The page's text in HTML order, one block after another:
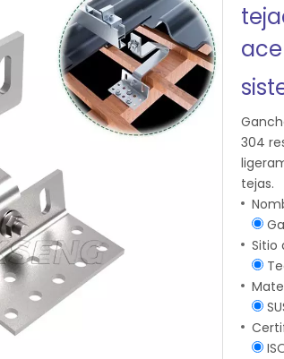
304
tejas.
Sitio